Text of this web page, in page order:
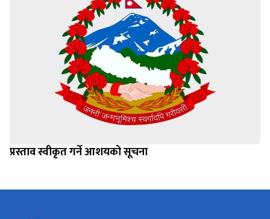
प्रस्ताव स्वीकृत गर्ने आशयको सूचना